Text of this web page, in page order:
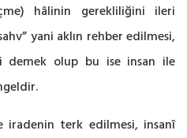
hâlinin gerekliliğini ileri
yani aklın rehber ‎edilmesi,
demek olup bu ise insan ile
iradenin terk edilmesi, insanî